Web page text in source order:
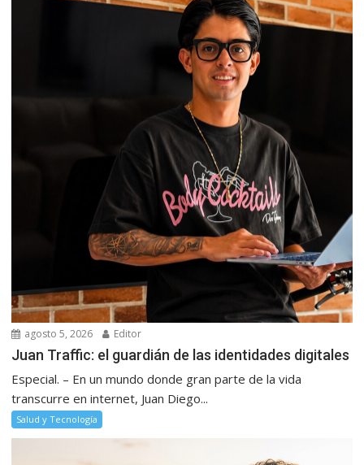
agosto 5, 2026 Editor
Juan Traffic: el guardián de las identidades digitales
Especial. – En un mundo donde gran parte de la vida
transcurre en internet, Juan Diego...
Salud y Tecnología